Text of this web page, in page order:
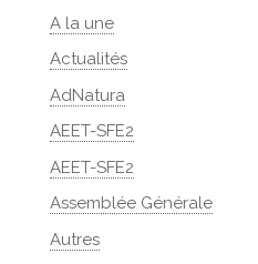
A la une
Actualités
AdNatura
AEET-SFE2
AEET-SFE2
Assemblée Générale
Autres